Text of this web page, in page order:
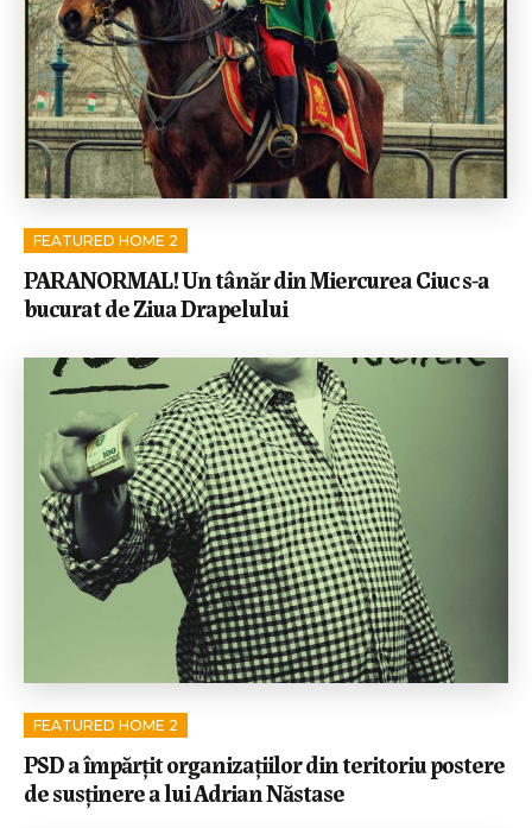
FEATURED HOME 2
PARANORMAL! Un tânăr din Miercurea Ciuc s-a
bucurat de Ziua Drapelului
FEATURED HOME 2
PSD a împărţit organizaţiilor din teritoriu postere
de susţinere a lui Adrian Năstase